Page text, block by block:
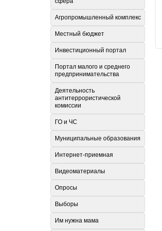
Агропромышленный комплекс
Местный бюджет
Инвестиционный портал
Портал малого и среднего
предпринимательства
Деятельность
антитеррористической
комиссии
ГО и ЧС
Муниципальные образования
Интернет-приемная
Видеоматериалы
Опросы
Выборы
Им нужна мама